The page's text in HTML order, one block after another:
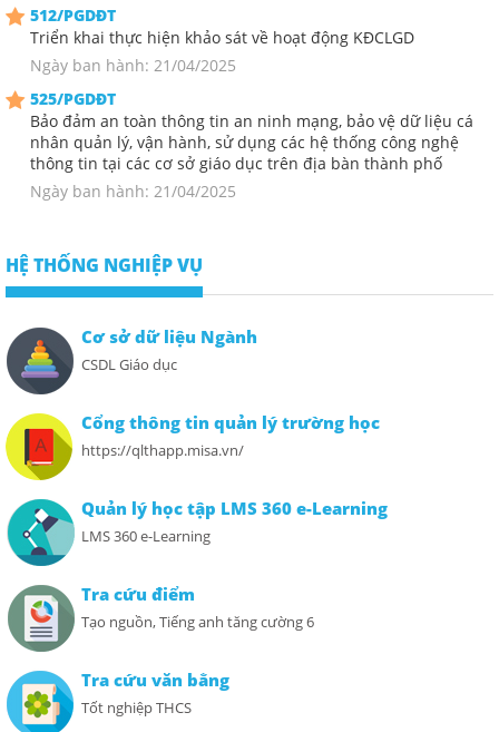
512/PGDĐT
Triển khai thực hiện khảo sát về hoạt động KĐCLGD
Ngày ban hành: 21/04/2025
525/PGDĐT
Bảo đảm an toàn thông tin an ninh mạng, bảo vệ dữ liệu cá
nhân quản lý, vận hành, sử dụng các hệ thống công nghệ
thông tin tại các cơ sở giáo dục trên địa bàn thành phố
Ngày ban hành: 21/04/2025
HỆ THỐNG NGHIỆP VỤ
Cơ sở dữ liệu Ngành
CSDL Giáo dục
Cổng thông tin quản lý trường học
https://qlthapp.misa.vn/
Quản lý học tập LMS 360 e-Learning
LMS 360 e-Learning
Tra cứu điểm
Tạo nguồn, Tiếng anh tăng cường 6
Tra cứu văn bằng
Tốt nghiệp THCS